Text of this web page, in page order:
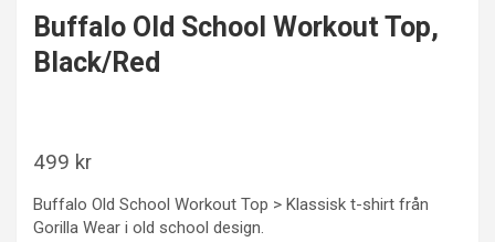
Buffalo Old School Workout Top,
Black/Red
499 kr
Buffalo Old School Workout Top > Klassisk t-shirt från
Gorilla Wear i old school design.